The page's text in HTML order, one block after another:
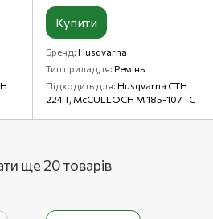
Купити
Бренд Husqvarna
Тип приладдя Ремінь
Підходить для Husqvarna CTH
224 T, McCULLOCH M 185-107 TC
ще 20 товарів